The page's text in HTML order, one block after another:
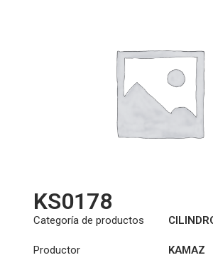
KS0178
Categoría de productos
Productor
KAMAZ